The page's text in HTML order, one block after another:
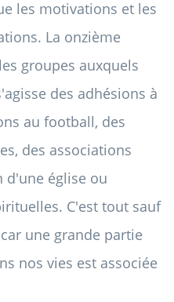
les motivations et les
La onzième
groupes auxquels
des adhésions à
au football, des
des associations
d'une église ou
C'est tout sauf
une grande partie
nos vies est associée